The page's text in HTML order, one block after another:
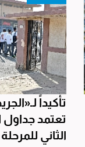
تأكيداً
تعتمد جداول
الثاني للمرحلة